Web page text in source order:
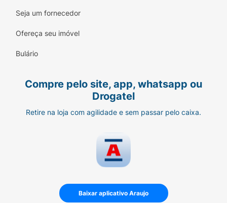
Seja um fornecedor
Ofereça seu imóvel
Bulário
Compre pelo site, app, whatsapp ou
Drogatel
Retire na loja com agilidade e sem passar pelo caixa.
Baixar aplicativo Araujo